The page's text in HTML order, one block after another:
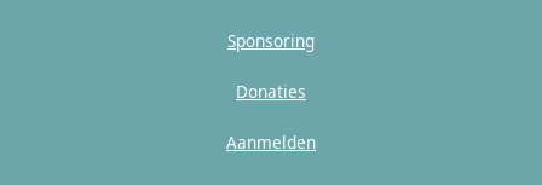
Sponsoring
Donaties
Aanmelden